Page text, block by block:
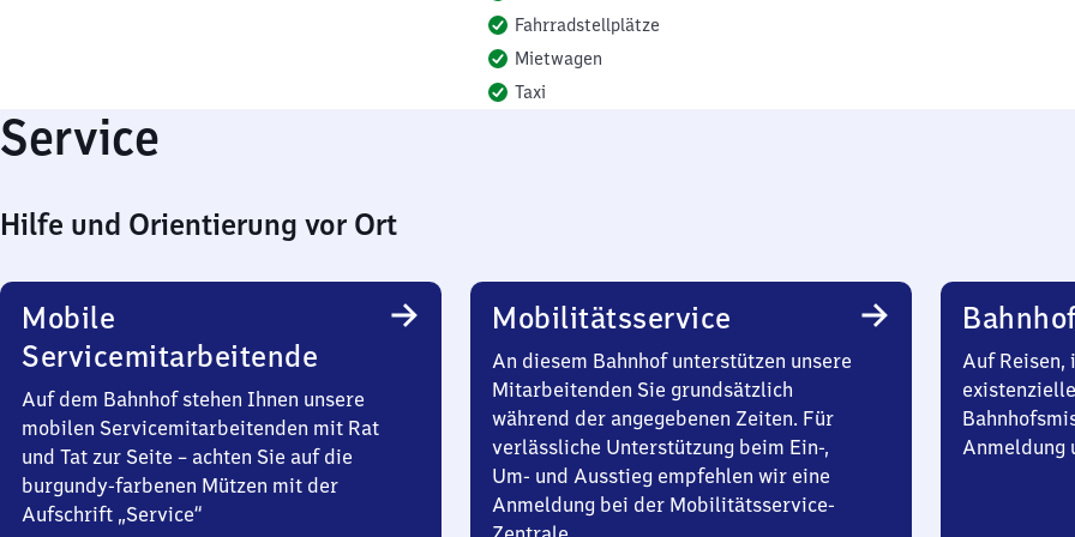
Fahrradstellplätze
Mietwagen
Taxi
Service
Hilfe und Orientierung vor Ort
Mobile
Servicemitarbeitende
Auf dem Bahnhof stehen Ihnen unsere
mobilen Servicemitarbeitenden mit Rat
und Tat zur Seite – achten Sie auf die
burgundy-farbenen Mützen mit der
Aufschrift „Service“
Mobilitätsservice
An diesem Bahnhof unterstützen unsere
Mitarbeitenden Sie grundsätzlich
während der angegebenen Zeiten. Für
verlässliche Unterstützung beim Ein-,
Um- und Ausstieg empfehlen wir eine
Anmeldung bei der Mobilitätsservice-
Auf Reisen,
Anmeldung